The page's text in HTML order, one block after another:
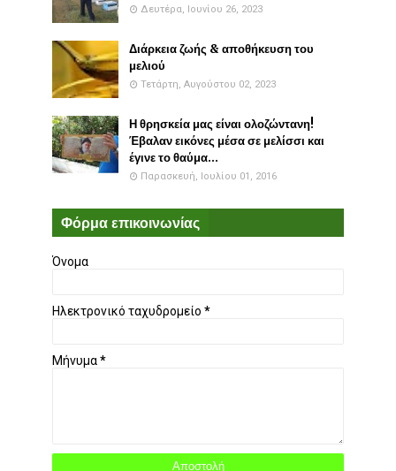
Δευτέρα, Ιουνίου 26, 2023
Διάρκεια ζωής & αποθήκευση του
μελιού
Τετάρτη, Αυγούστου 02, 2023
Η θρησκεία μας είναι ολοζώντανη!
Έβαλαν εικόνες μέσα σε μελίσσι και
έγινε το θαύμα...
Παρασκευή, Ιουλίου 01, 2016
Φόρμα επικοινωνίας
Όνομα
Ηλεκτρονικό ταχυδρομείο *
Μήνυμα*